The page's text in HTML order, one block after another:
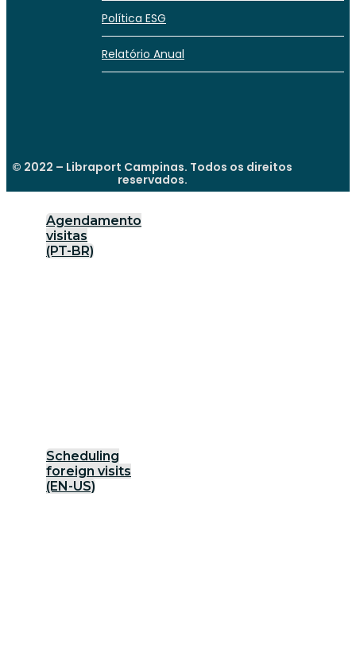
Política ESG
Relatório Anual
© 2022 – Libraport Campinas. Todos os direitos
reservados.
Agendamento
visitas
(PT-BR)
Scheduling
foreign visits
(EN-US)